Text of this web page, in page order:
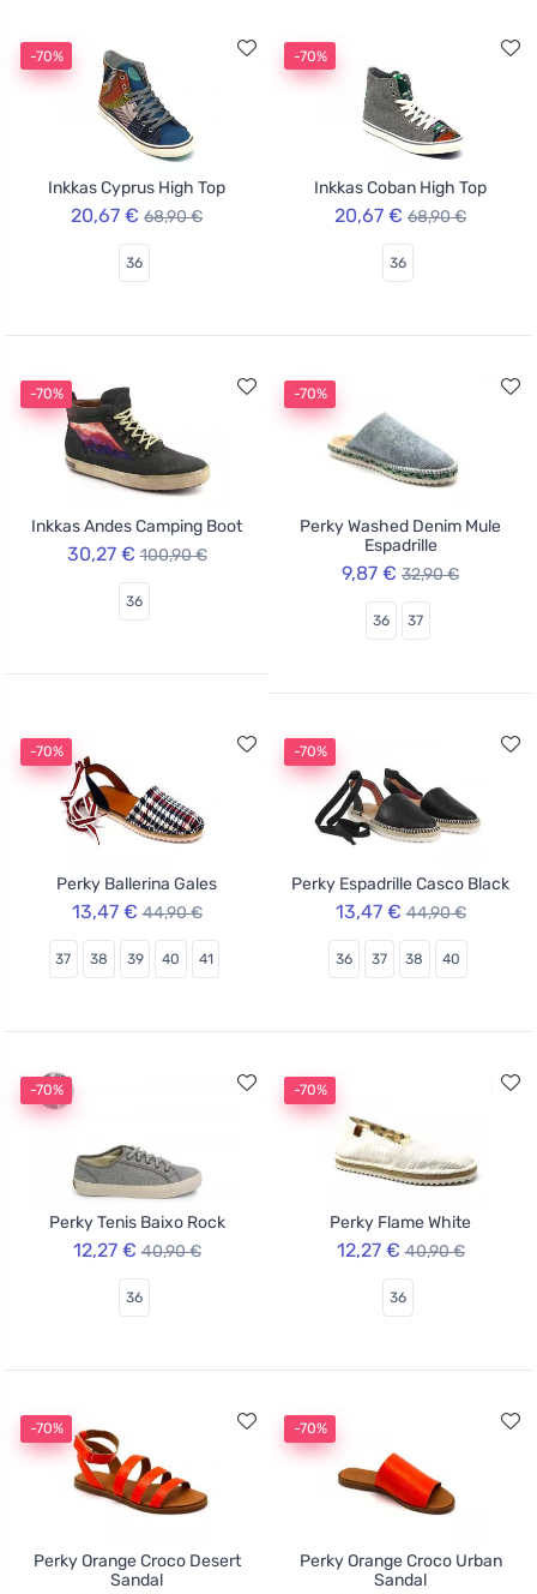
-70%
Inkkas Cyprus High Top
20,67 € 68,90 €
36
-70%
Inkkas Coban High Top
20,67 € 68,90 €
36
-70%
Inkkas Andes Camping Boot
30,27 € 100,90 €
36
-70%
Perky Washed Denim Mule
Espadrille
9,87 € 32,90 €
36 37
-70%
Perky Ballerina Gales
13,47 € 44,90 €
37 38 39 40 41
-70%
Perky Espadrille Casco Black
13,47 € 44,90 €
36 37 38 40
-70%
Perky Tenis Baixo Rock
12,27 € 40,90 €
36
-70%
Perky Flame White
12,27 € 40,90 €
36
-70%
Perky Orange Croco Desert
Sandal
-70%
Perky Orange Croco Urban
Sandal